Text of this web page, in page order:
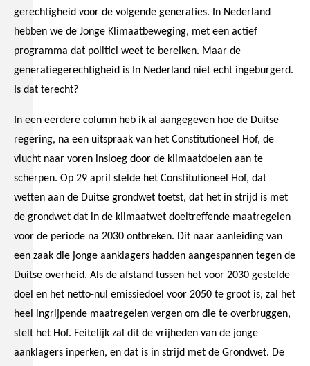
gerechtigheid voor de volgende generaties. In Nederland
hebben we de Jonge Klimaatbeweging, met een actief
programma dat politici weet te bereiken. Maar de
generatiegerechtigheid is In Nederland niet echt ingeburgerd.
Is dat terecht?
In een eerdere column heb ik al aangegeven hoe de Duitse
regering, na een uitspraak van het Constitutioneel Hof, de
vlucht naar voren insloeg door de klimaatdoelen aan te
scherpen. Op 29 april stelde het Constitutioneel Hof, dat
wetten aan de Duitse grondwet toetst, dat het in strijd is met
de grondwet dat in de klimaatwet doeltreffende maatregelen
voor de periode na 2030 ontbreken. Dit naar aanleiding van
een zaak die jonge aanklagers hadden aangespannen tegen de
Duitse overheid. Als de afstand tussen het voor 2030 gestelde
doel en het netto-nul emissiedoel voor 2050 te groot is, zal het
heel ingrijpende maatregelen vergen om die te overbruggen,
stelt het Hof. Feitelijk zal dit de vrijheden van de jonge
aanklagers inperken, en dat is in strijd met de Grondwet. De